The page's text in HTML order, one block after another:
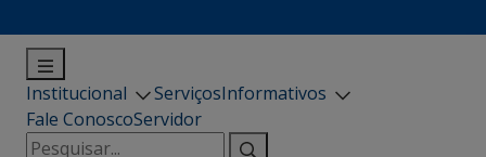
Institucional ServiçosInformativos
Fale ConoscoServidor
Pesquisar